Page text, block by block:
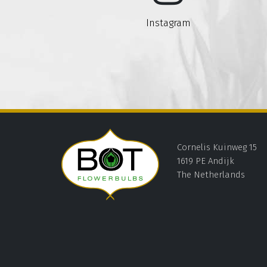
Instagram
Cornelis Kuinweg 15
1619 PE Andijk
The Netherlands